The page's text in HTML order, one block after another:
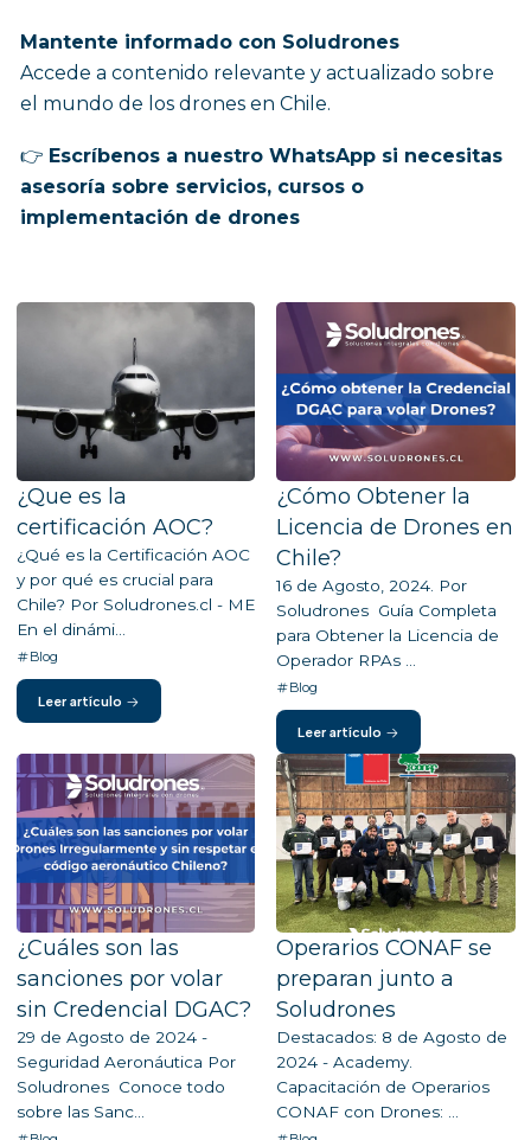
Mantente informado con Soludrones
Accede a contenido relevante y actualizado sobre
el mundo de los drones en Chile.
👉 Escríbenos a nuestro WhatsApp si necesitas
asesoría sobre servicios, cursos o
implementación de drones
¿Que es la
certificación AOC?
¿Qué es la Certificación AOC
y por qué es crucial para
Chile? Por Soludrones.cl - ME
En el dinámi...
Blog
Leer artículo
¿Cómo Obtener la
Licencia de Drones en
Chile?
16 de Agosto, 2024. Por
Soludrones Guía Completa
para Obtener la Licencia de
Operador RPAs ...
Blog
Leer artículo
¿Cuáles son las
sanciones por volar
sin Credencial DGAC?
29 de Agosto de 2024 -
Seguridad Aeronáutica Por
Soludrones Conoce todo
sobre las Sanc...
Operarios CONAF se
preparan junto a
Soludrones
Destacados: 8 de Agosto de
2024 - Academy.
Capacitación de Operarios
CONAF con Drones: ...